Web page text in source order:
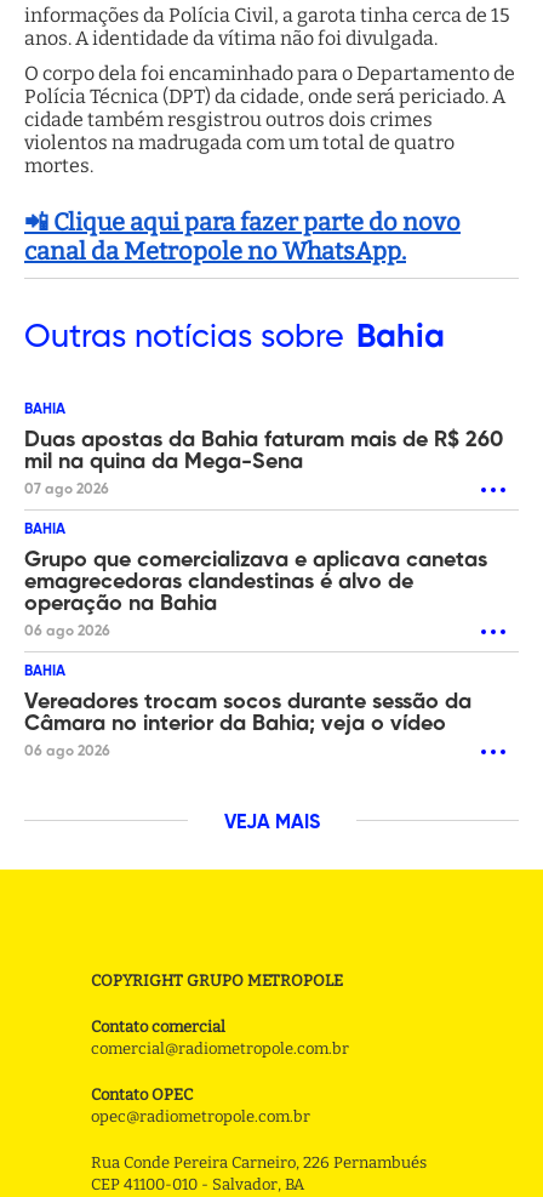
informações da Polícia Civil, a garota tinha cerca de 15
anos. A identidade da vítima não foi divulgada.
O corpo dela foi encaminhado para o Departamento de
Polícia Técnica (DPT) da cidade, onde será periciado. A
cidade também resgistrou outros dois crimes
violentos na madrugada com um total de quatro
mortes.
📲 Clique aqui para fazer parte do novo
canal da Metropole no WhatsApp.
Outras notícias sobre Bahia
BAHIA
Duas apostas da Bahia faturam mais de R$ 260
mil na quina da Mega-Sena
07 ago 2026
BAHIA
Grupo que comercializava e aplicava canetas
emagrecedoras clandestinas é alvo de
operação na Bahia
06 ago 2026
BAHIA
Vereadores trocam socos durante sessão da
Câmara no interior da Bahia; veja o vídeo
06 ago 2026
VEJA MAIS
COPYRIGHT GRUPO METROPOLE
Contato comercial
comercial@radiometropole.com.br
Contato OPEC
opec@radiometropole.com.br
Rua Conde Pereira Carneiro, 226 Pernambués
CEP 41100-010 - Salvador, BA